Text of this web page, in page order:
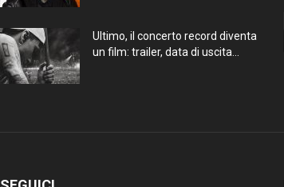
Ultimo, il concerto record diventa
un film: trailer, data di uscita...